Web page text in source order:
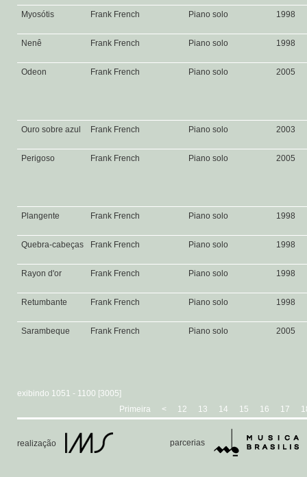
Myosótis Frank French Piano solo 1998
Nenê Frank French Piano solo 1998
Odeon Frank French Piano solo 2005
Ouro sobre azul Frank French Piano solo 2003
Perigoso Frank French Piano solo 2005
Plangente Frank French Piano solo 1998
Quebra-cabeças Frank French Piano solo 1998
Rayon d'or Frank French Piano solo 1998
Retumbante Frank French Piano solo 1998
Sarambeque Frank French Piano solo 2005
exibindo 1051 - 1100 [3005]
Primeira
< 12 13 14 15 16 17
realização parcerias